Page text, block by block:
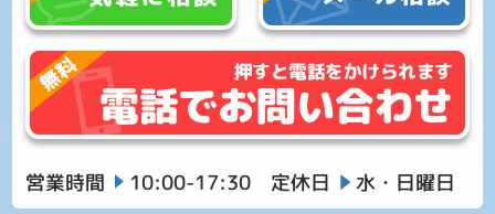
押すと電話をかけられます
電話でお問い合わせ
営業時間 10:00-17:30 定休日 水・日曜日